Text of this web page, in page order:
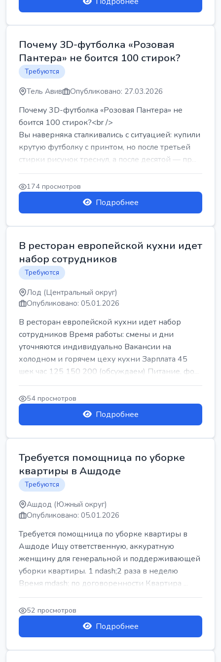
Почему 3D-футболка «Розовая
Пантера» не боится 100 стирок?
Требуются
Тель Авив Опубликовано: 27.03.2026
Почему 3D-футболка «Розовая Пантера» не
боится 100 стирок?<br />
Вы наверняка сталкивались с ситуацией: купили
крутую футболку с принтом, но после третьей
стирки рисунок треснул, а после десятой — пр...
174 просмотров
Подробнее
В ресторан европейской кухни идет
набор сотрудников
Требуются
Лод (Центральный округ)
Опубликовано: 05.01.2026
В ресторан европейской кухни идет набор
сотрудников Время работы: смены и дни
уточняются индивидуально Вакансии на
холодном и горячем цеху кухни Зарплата 45
шек час 125 150 200 (обсуждаем) Питание, фо...
54 просмотров
Подробнее
Требуется помощница по уборке
квартиры в Ашдоде
Требуются
Ашдод (Южный округ)
Опубликовано: 05.01.2026
Требуется помощница по уборке квартиры в
Ашдоде Ищу ответственную, аккуратную
женщину для генеральной и поддерживающей
уборки квартиры. 1 ndash;2 раза в неделю
Время mdash; по договоренности Квартира ...
52 просмотров
Подробнее